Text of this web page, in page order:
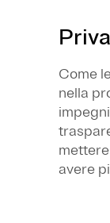
Come
nella
avere